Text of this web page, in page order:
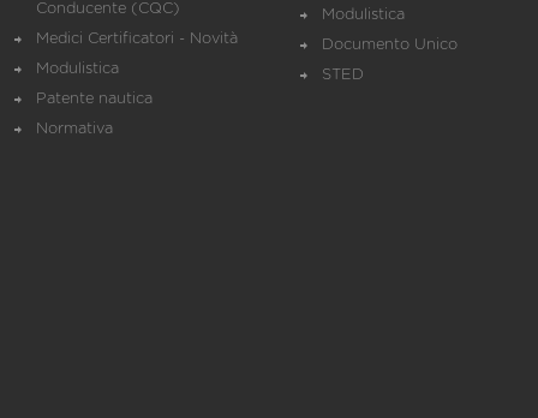
Conducente (CQC)
Medici Certificatori - Novità
Modulistica
Patente nautica
Normativa
Modulistica
Documento Unico
STED